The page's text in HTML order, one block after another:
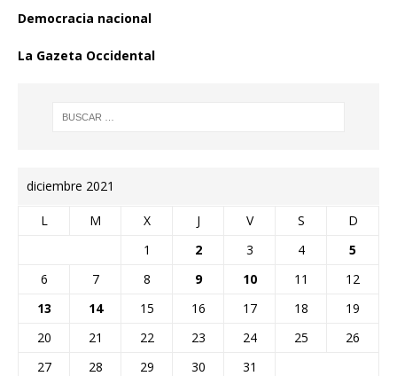
Democracia nacional
La Gazeta Occidental
diciembre 2021
L M X J V S D
1 2 3 4
5
6
7 8 9 10 11
12
13
14 15 16 17 18
19
20
21 22 23 24 25
26
27
28 29 30 31